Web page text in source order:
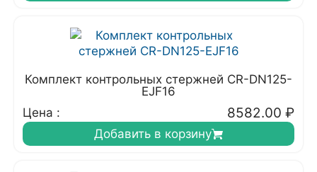
Комплект контрольных стержней CR-DN125-
EJF16
Цена :
8582.00 ₽
Добавить в корзину